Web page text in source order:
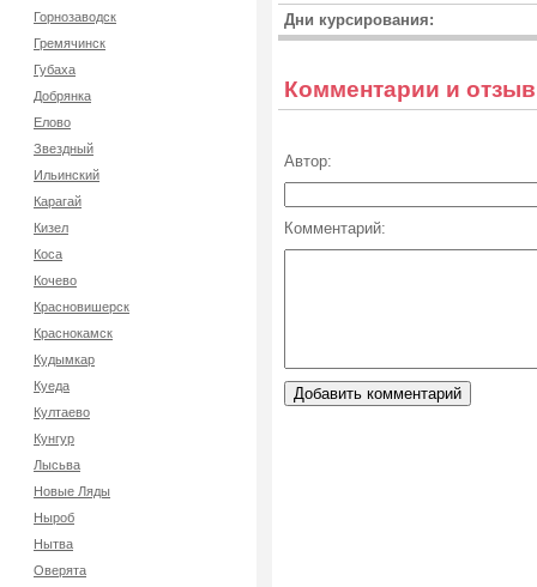
Горнозаводск
Гремячинск
Губаха
Добрянка
Елово
Звездный
Ильинский
Карагай
Кизел
Коса
Кочево
Красновишерск
Краснокамск
Кудымкар
Куеда
Култаево
Кунгур
Лысьва
Новые Ляды
Ныроб
Нытва
Оверята
Дни курсирования:
Комментарии и
Автор:
Комментарий: